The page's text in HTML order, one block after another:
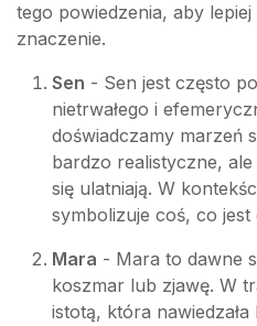
tego powiedzenia, aby
znaczenie.
Sen - Sen jest często
nietrwałego i
doświadczamy marzeń
bardzo realistyczne,
się ulatniają. W
symbolizuje coś, co
Mara - Mara to dawne
koszmar lub zjawę. W
istotą, która